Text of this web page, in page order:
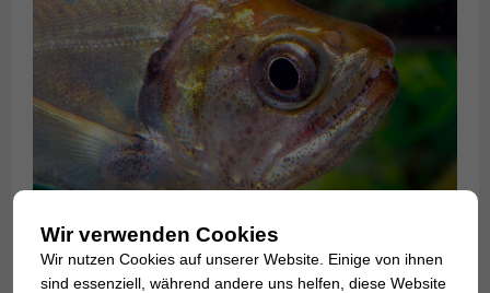
Wir verwenden Cookies
Wir nutzen Cookies auf unserer Website. Einige von ihnen
sind essenziell, während andere uns helfen, diese Website